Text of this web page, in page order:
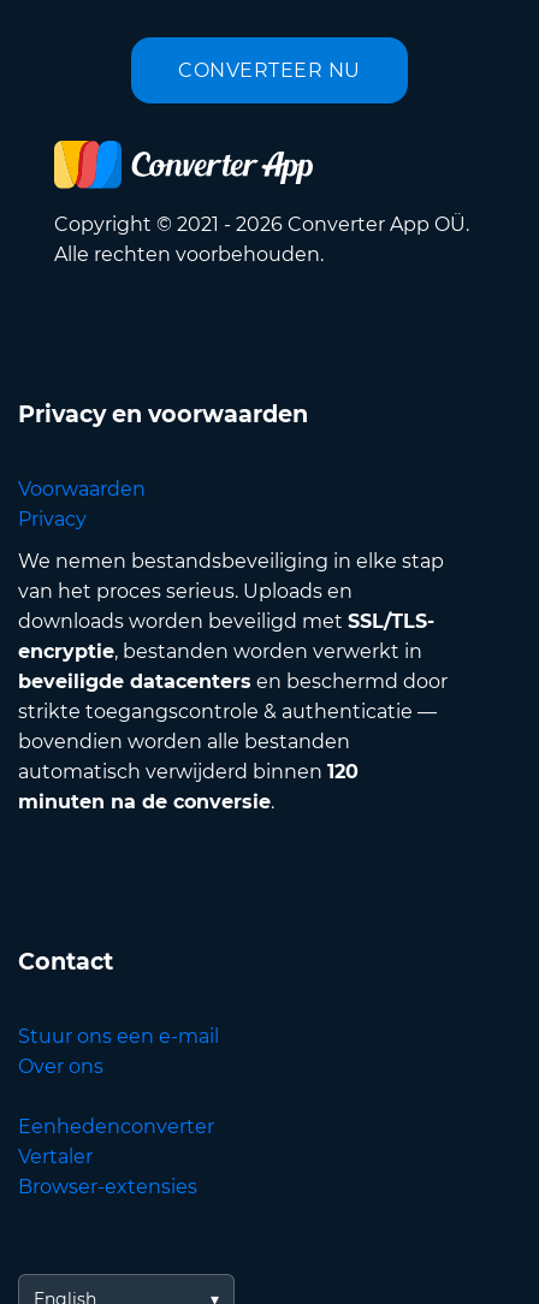
CONVERTEER NU
Copyright © 2021 - 2026 Converter App OÜ.
Alle rechten voorbehouden.
Privacy en voorwaarden
Voorwaarden
Privacy
We nemen bestandsbeveiliging in elke stap
van het proces serieus. Uploads en
downloads worden beveiligd met SSL/TLS-
encryptie, bestanden worden verwerkt in
beveiligde datacenters en beschermd door
strikte toegangscontrole & authenticatie —
bovendien worden alle bestanden
automatisch verwijderd binnen 120
minuten na de conversie.
Contact
Stuur ons een e-mail
Over ons
Eenhedenconverter
Vertaler
Browser-extensies
English